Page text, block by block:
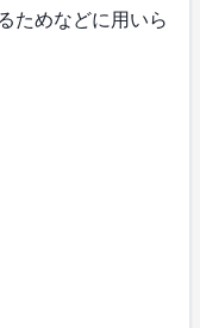
ためなどに用いら